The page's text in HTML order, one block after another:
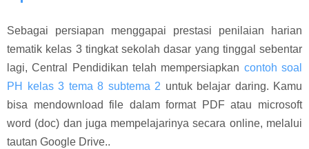
Sebagai persiapan menggapai prestasi penilaian harian
tematik kelas 3 tingkat sekolah dasar yang tinggal sebentar
lagi, Central Pendidikan telah mempersiapkan contoh soal
PH kelas 3 tema 8 subtema 2 untuk belajar daring. Kamu
bisa mendownload file dalam format PDF atau microsoft
word (doc) dan juga mempelajarinya secara online, melalui
tautan Google Drive..